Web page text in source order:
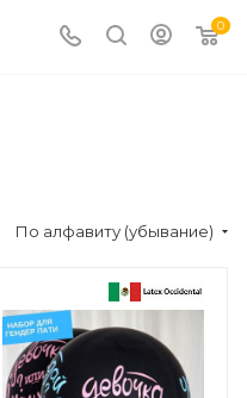
0
По алфавиту (убывание)